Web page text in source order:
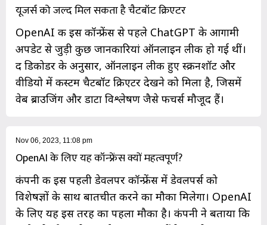
यूजर्स को जल्द मिल सकता है चैटबॉट क्रिएटर
OpenAI की इस कॉन्फ्रेंस से पहले ChatGPT के आगामी
अपडेट से जुड़ी कुछ जानकारियां ऑनलाइन लीक हो गई थीं।
द डिकोडर के अनुसार, ऑनलाइन लीक हुए स्क्रीनशॉट और
वीडियो में कस्टम चैटबॉट क्रिएटर देखने को मिला है, जिसमें
वेब ब्राउजिंग और डाटा विश्लेषण जैसे फीचर्स मौजूद हैं।
Nov 06, 2023, 11:08 pm
OpenAI के लिए यह कॉन्फ्रेंस क्यों महत्वपूर्ण?
कंपनी की इस पहली डेवलपर कॉन्फ्रेंस में डेवलपर्स को
विशेषज्ञों के साथ बातचीत करने का मौका मिलेगा। OpenAI
के लिए यह इस तरह का पहला मौका है। कंपनी ने बताया कि